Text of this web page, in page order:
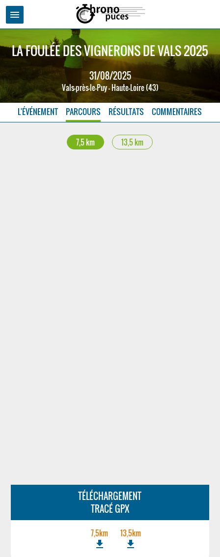
menu
LA FOULÉE DES VIGNERONS DE VALS 2025
31/08/2025
Vals-près-le-Puy - Haute-Loire (43)
L'ÉVÉNEMENT PARCOURS RÉSULTATS COMMENTAIRES
7,5 km 13,5 km
TÉLÉCHARGEMENT
TRACÉ GPX
7,5km
file_download
13,5km
file_download